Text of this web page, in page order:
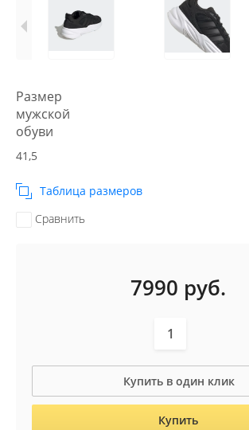
Размер
мужской
обуви
41,5
Таблица размеров
Сравнить
7990 руб.
Купить в один клик
Купить